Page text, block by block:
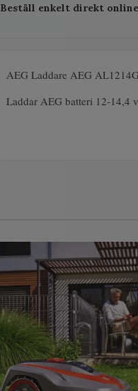
Beställ enkelt direkt
AEG Laddare AEG
Laddar AEG batteri 12-14,4